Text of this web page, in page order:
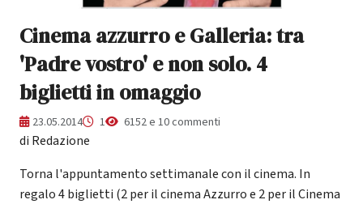
Cinema azzurro e Galleria: tra
'Padre vostro' e non solo. 4
biglietti in omaggio
23.05.2014 1 6152 e 10 commenti
di Redazione
Torna l'appuntamento settimanale con il cinema. In
regalo 4 biglietti (2 per il cinema Azzurro e 2 per il Cinema